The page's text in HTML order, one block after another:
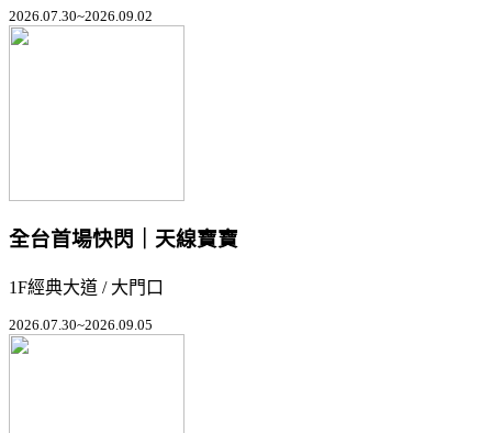
2026.07.30~2026.09.02
全台首場快閃｜天線寶寶
1F經典大道 / 大門口
2026.07.30~2026.09.05